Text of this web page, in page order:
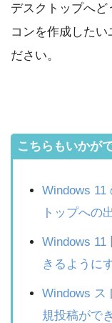
デスクトップへど
コンを作成したい
ださい。
こちらもいかが
Windows 11
トップへの
Windows 11
きるように
Windows ス
規投稿がで